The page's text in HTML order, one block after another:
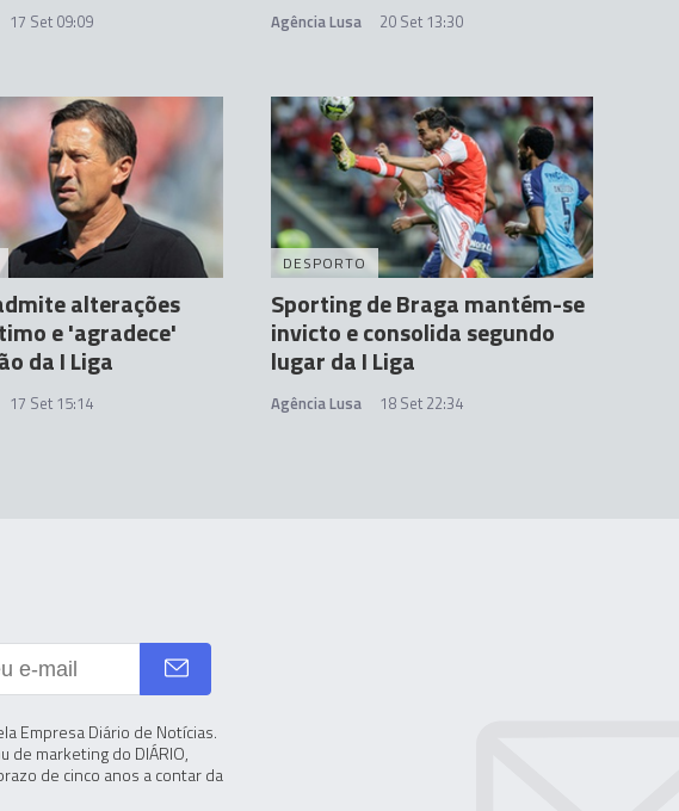
17 Set 09:09 Agência Lusa 20 Set 13:30
alterações
e 'agradece'
da I Liga
17 Set 15:14
DESPORTO
Sporting de Braga mantém-se
invicto e consolida segundo
lugar da I Liga
Agência Lusa 18 Set 22:34
Empresa Diário de Notícias.
de marketing do DIÁRIO,
de cinco anos a contar da